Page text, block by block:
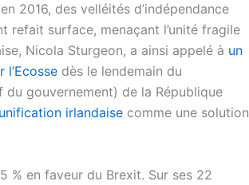
2016, des velléités d’indépendance
refait surface, menaçant l’unité fragile
Nicola Sturgeon, a ainsi appelé à un
l’Ecosse dès le lendemain du
gouvernement) de la République
irlandaise comme une solution
% en faveur du Brexit. Sur ses 22